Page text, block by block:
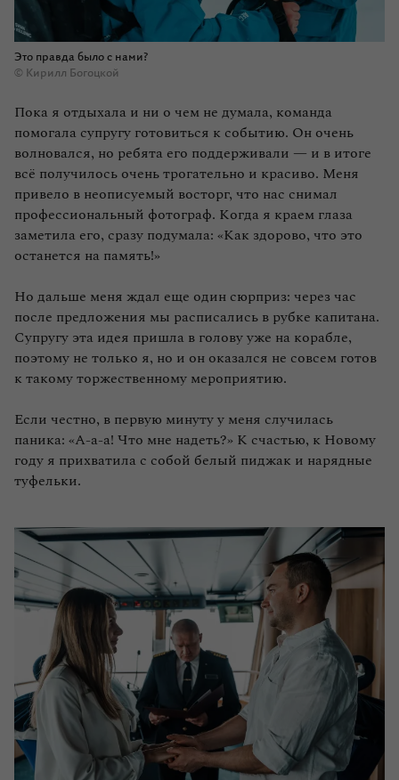
Это правда было с нами?
© Кирилл Богоцкой
Пока я отдыхала и ни о чем не думала, команда
помогала супругу готовиться к событию. Он очень
волновался, но ребята его поддерживали — и в итоге
всё получилось очень трогательно и красиво. Меня
привело в неописуемый восторг, что нас снимал
профессиональный фотограф. Когда я краем глаза
заметила его, сразу подумала: «Как здорово, что это
останется на память!»
Но дальше меня ждал еще один сюрприз: через час
после предложения мы расписались в рубке капитана.
Супругу эта идея пришла в голову уже на корабле,
поэтому не только я, но и он оказался не совсем готов
к такому торжественному мероприятию.
Если честно, в первую минуту у меня случилась
паника: «А‑а-а! Что мне надеть?» К счастью, к Новому
году я прихватила с собой белый пиджак и нарядные
туфельки.